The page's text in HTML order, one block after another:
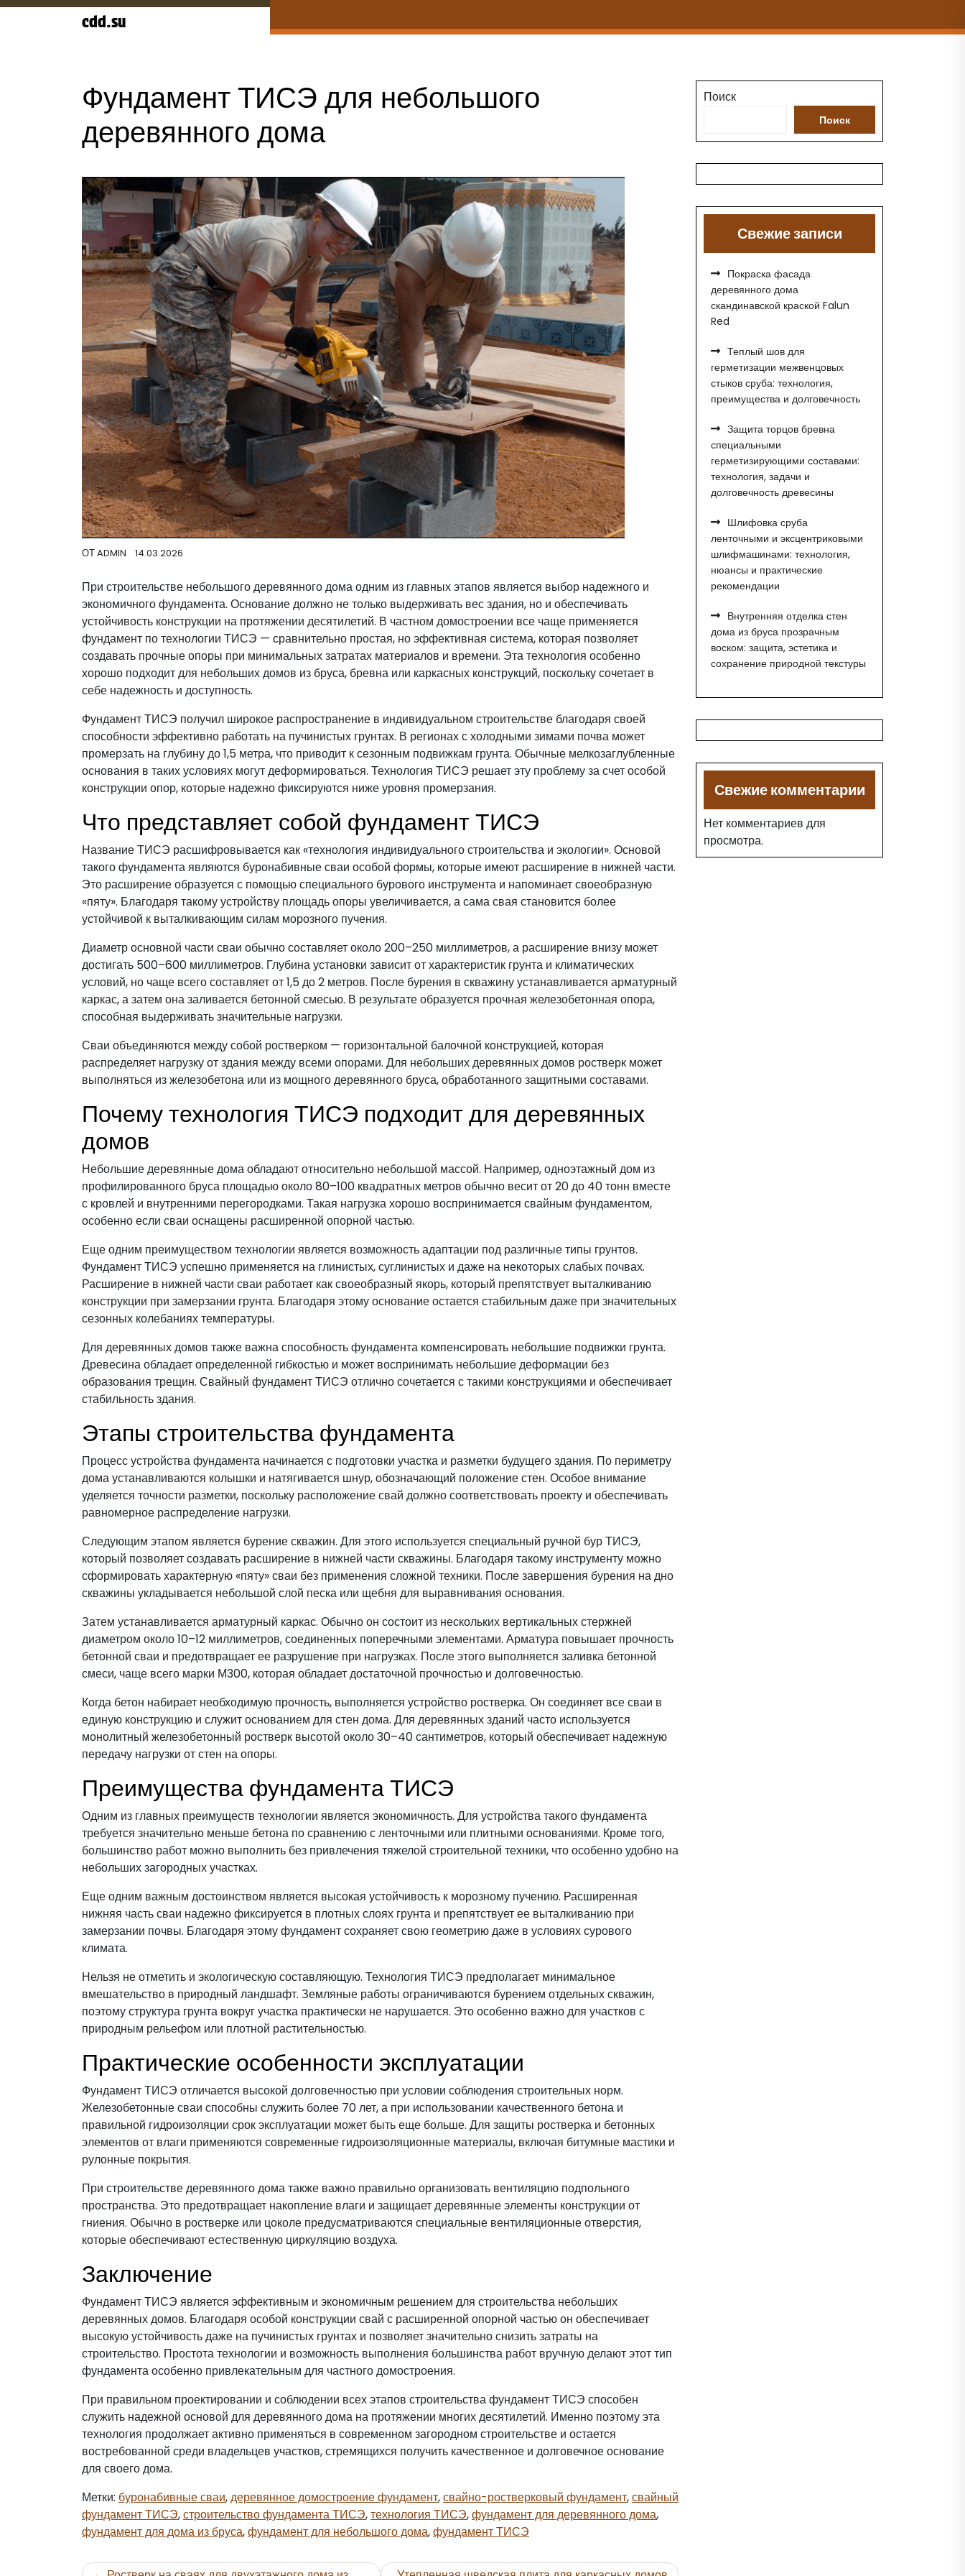
Перейти
cdd.su
Фундамент ТИСЭ для небольшого
деревянного дома
ОТADMIN 14.03.2026
При строительстве небольшого деревянного дома одним из главных этапов является выбор надежного и
экономичного фундамента. Основание должно не только выдерживать вес здания, но и обеспечивать
устойчивость конструкции на протяжении десятилетий. В частном домостроении все чаще применяется
фундамент по технологии ТИСЭ — сравнительно простая, но эффективная система, которая позволяет
создавать прочные опоры при минимальных затратах материалов и времени. Эта технология особенно
хорошо подходит для небольших домов из бруса, бревна или каркасных конструкций, поскольку сочетает в
себе надежность и доступность.
Фундамент ТИСЭ получил широкое распространение в индивидуальном строительстве благодаря своей
способности эффективно работать на пучинистых грунтах. В регионах с холодными зимами почва может
промерзать на глубину до 1,5 метра, что приводит к сезонным подвижкам грунта. Обычные мелкозаглубленные
основания в таких условиях могут деформироваться. Технология ТИСЭ решает эту проблему за счет особой
конструкции опор, которые надежно фиксируются ниже уровня промерзания.
Что представляет собой фундамент ТИСЭ
Название ТИСЭ расшифровывается как «технология индивидуального строительства и экологии». Основой
такого фундамента являются буронабивные сваи особой формы, которые имеют расширение в нижней части.
Это расширение образуется с помощью специального бурового инструмента и напоминает своеобразную
«пяту». Благодаря такому устройству площадь опоры увеличивается, а сама свая становится более
устойчивой к выталкивающим силам морозного пучения.
Диаметр основной части сваи обычно составляет около 200–250 миллиметров, а расширение внизу может
достигать 500–600 миллиметров. Глубина установки зависит от характеристик грунта и климатических
условий, но чаще всего составляет от 1,5 до 2 метров. После бурения в скважину устанавливается арматурный
каркас, а затем она заливается бетонной смесью. В результате образуется прочная железобетонная опора,
способная выдерживать значительные нагрузки.
Сваи объединяются между собой ростверком — горизонтальной балочной конструкцией, которая
распределяет нагрузку от здания между всеми опорами. Для небольших деревянных домов ростверк может
выполняться из железобетона или из мощного деревянного бруса, обработанного защитными составами.
Почему технология ТИСЭ подходит для деревянных
домов
Небольшие деревянные дома обладают относительно небольшой массой. Например, одноэтажный дом из
профилированного бруса площадью около 80–100 квадратных метров обычно весит от 20 до 40 тонн вместе
с кровлей и внутренними перегородками. Такая нагрузка хорошо воспринимается свайным фундаментом,
особенно если сваи оснащены расширенной опорной частью.
Еще одним преимуществом технологии является возможность адаптации под различные типы грунтов.
Фундамент ТИСЭ успешно применяется на глинистых, суглинистых и даже на некоторых слабых почвах.
Расширение в нижней части сваи работает как своеобразный якорь, который препятствует выталкиванию
конструкции при замерзании грунта. Благодаря этому основание остается стабильным даже при значительных
сезонных колебаниях температуры.
Для деревянных домов также важна способность фундамента компенсировать небольшие подвижки грунта.
Древесина обладает определенной гибкостью и может воспринимать небольшие деформации без
образования трещин. Свайный фундамент ТИСЭ отлично сочетается с такими конструкциями и обеспечивает
стабильность здания.
Этапы строительства фундамента
Процесс устройства фундамента начинается с подготовки участка и разметки будущего здания. По периметру
дома устанавливаются колышки и натягивается шнур, обозначающий положение стен. Особое внимание
уделяется точности разметки, поскольку расположение свай должно соответствовать проекту и обеспечивать
равномерное распределение нагрузки.
Следующим этапом является бурение скважин. Для этого используется специальный ручной бур ТИСЭ,
который позволяет создавать расширение в нижней части скважины. Благодаря такому инструменту можно
сформировать характерную «пяту» сваи без применения сложной техники. После завершения бурения на дно
скважины укладывается небольшой слой песка или щебня для выравнивания основания.
Затем устанавливается арматурный каркас. Обычно он состоит из нескольких вертикальных стержней
диаметром около 10–12 миллиметров, соединенных поперечными элементами. Арматура повышает прочность
бетонной сваи и предотвращает ее разрушение при нагрузках. После этого выполняется заливка бетонной
смеси, чаще всего марки М300, которая обладает достаточной прочностью и долговечностью.
Когда бетон набирает необходимую прочность, выполняется устройство ростверка. Он соединяет все сваи в
единую конструкцию и служит основанием для стен дома. Для деревянных зданий часто используется
монолитный железобетонный ростверк высотой около 30–40 сантиметров, который обеспечивает надежную
передачу нагрузки от стен на опоры.
Преимущества фундамента ТИСЭ
Одним из главных преимуществ технологии является экономичность. Для устройства такого фундамента
требуется значительно меньше бетона по сравнению с ленточными или плитными основаниями. Кроме того,
большинство работ можно выполнить без привлечения тяжелой строительной техники, что особенно удобно на
небольших загородных участках.
Еще одним важным достоинством является высокая устойчивость к морозному пучению. Расширенная
нижняя часть сваи надежно фиксируется в плотных слоях грунта и препятствует ее выталкиванию при
замерзании почвы. Благодаря этому фундамент сохраняет свою геометрию даже в условиях сурового
климата.
Нельзя не отметить и экологическую составляющую. Технология ТИСЭ предполагает минимальное
вмешательство в природный ландшафт. Земляные работы ограничиваются бурением отдельных скважин,
поэтому структура грунта вокруг участка практически не нарушается. Это особенно важно для участков с
природным рельефом или плотной растительностью.
Практические особенности эксплуатации
Фундамент ТИСЭ отличается высокой долговечностью при условии соблюдения строительных норм.
Железобетонные сваи способны служить более 70 лет, а при использовании качественного бетона и
правильной гидроизоляции срок эксплуатации может быть еще больше. Для защиты ростверка и бетонных
элементов от влаги применяются современные гидроизоляционные материалы, включая битумные мастики и
рулонные покрытия.
При строительстве деревянного дома также важно правильно организовать вентиляцию подпольного
пространства. Это предотвращает накопление влаги и защищает деревянные элементы конструкции от
гниения. Обычно в ростверке или цоколе предусматриваются специальные вентиляционные отверстия,
которые обеспечивают естественную циркуляцию воздуха.
Заключение
Фундамент ТИСЭ является эффективным и экономичным решением для строительства небольших
деревянных домов. Благодаря особой конструкции свай с расширенной опорной частью он обеспечивает
высокую устойчивость даже на пучинистых грунтах и позволяет значительно снизить затраты на
строительство. Простота технологии и возможность выполнения большинства работ вручную делают этот тип
фундамента особенно привлекательным для частного домостроения.
При правильном проектировании и соблюдении всех этапов строительства фундамент ТИСЭ способен
служить надежной основой для деревянного дома на протяжении многих десятилетий. Именно поэтому эта
технология продолжает активно применяться в современном загородном строительстве и остается
востребованной среди владельцев участков, стремящихся получить качественное и долговечное основание
для своего дома.
Метки: буронабивные сваи,деревянное домостроение фундамент,свайно-ростверковый фундамент,свайный
фундамент ТИСЭ,строительство фундамента ТИСЭ,технология ТИСЭ,фундамент для деревянного дома,
фундамент для дома из бруса,фундамент для небольшого дома,фундамент ТИСЭ
Поиск
Поиск
Свежие записи
Покраска фасада
деревянного дома
скандинавской краской Falun
Red
Теплый шов для
герметизации межвенцовых
стыков сруба: технология,
преимущества и долговечность
Защита торцов бревна
специальными
герметизирующими составами:
технология, задачи и
долговечность древесины
Шлифовка сруба
ленточными и эксцентриковыми
шлифмашинами: технология,
нюансы и практические
рекомендации
Внутренняя отделка стен
дома из бруса прозрачным
воском: защита, эстетика и
сохранение природной текстуры
Свежие комментарии
Нет комментариев для
просмотра.